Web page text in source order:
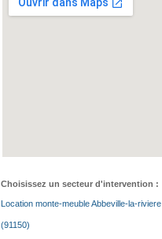
Choisissez un secteur d'intervention :
Location monte-meuble Abbeville-la-riviere
(91150)